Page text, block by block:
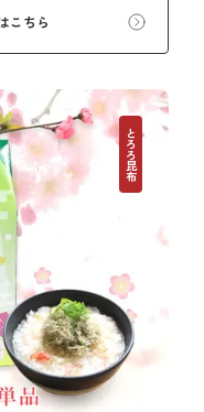
こちら
とろろ昆布